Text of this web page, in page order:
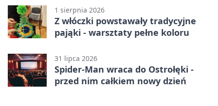
1 sierpnia 2026
Z włóczki powstawały tradycyjne
pająki - warsztaty pełne koloru
31 lipca 2026
Spider-Man wraca do Ostrołęki -
przed nim całkiem nowy dzień